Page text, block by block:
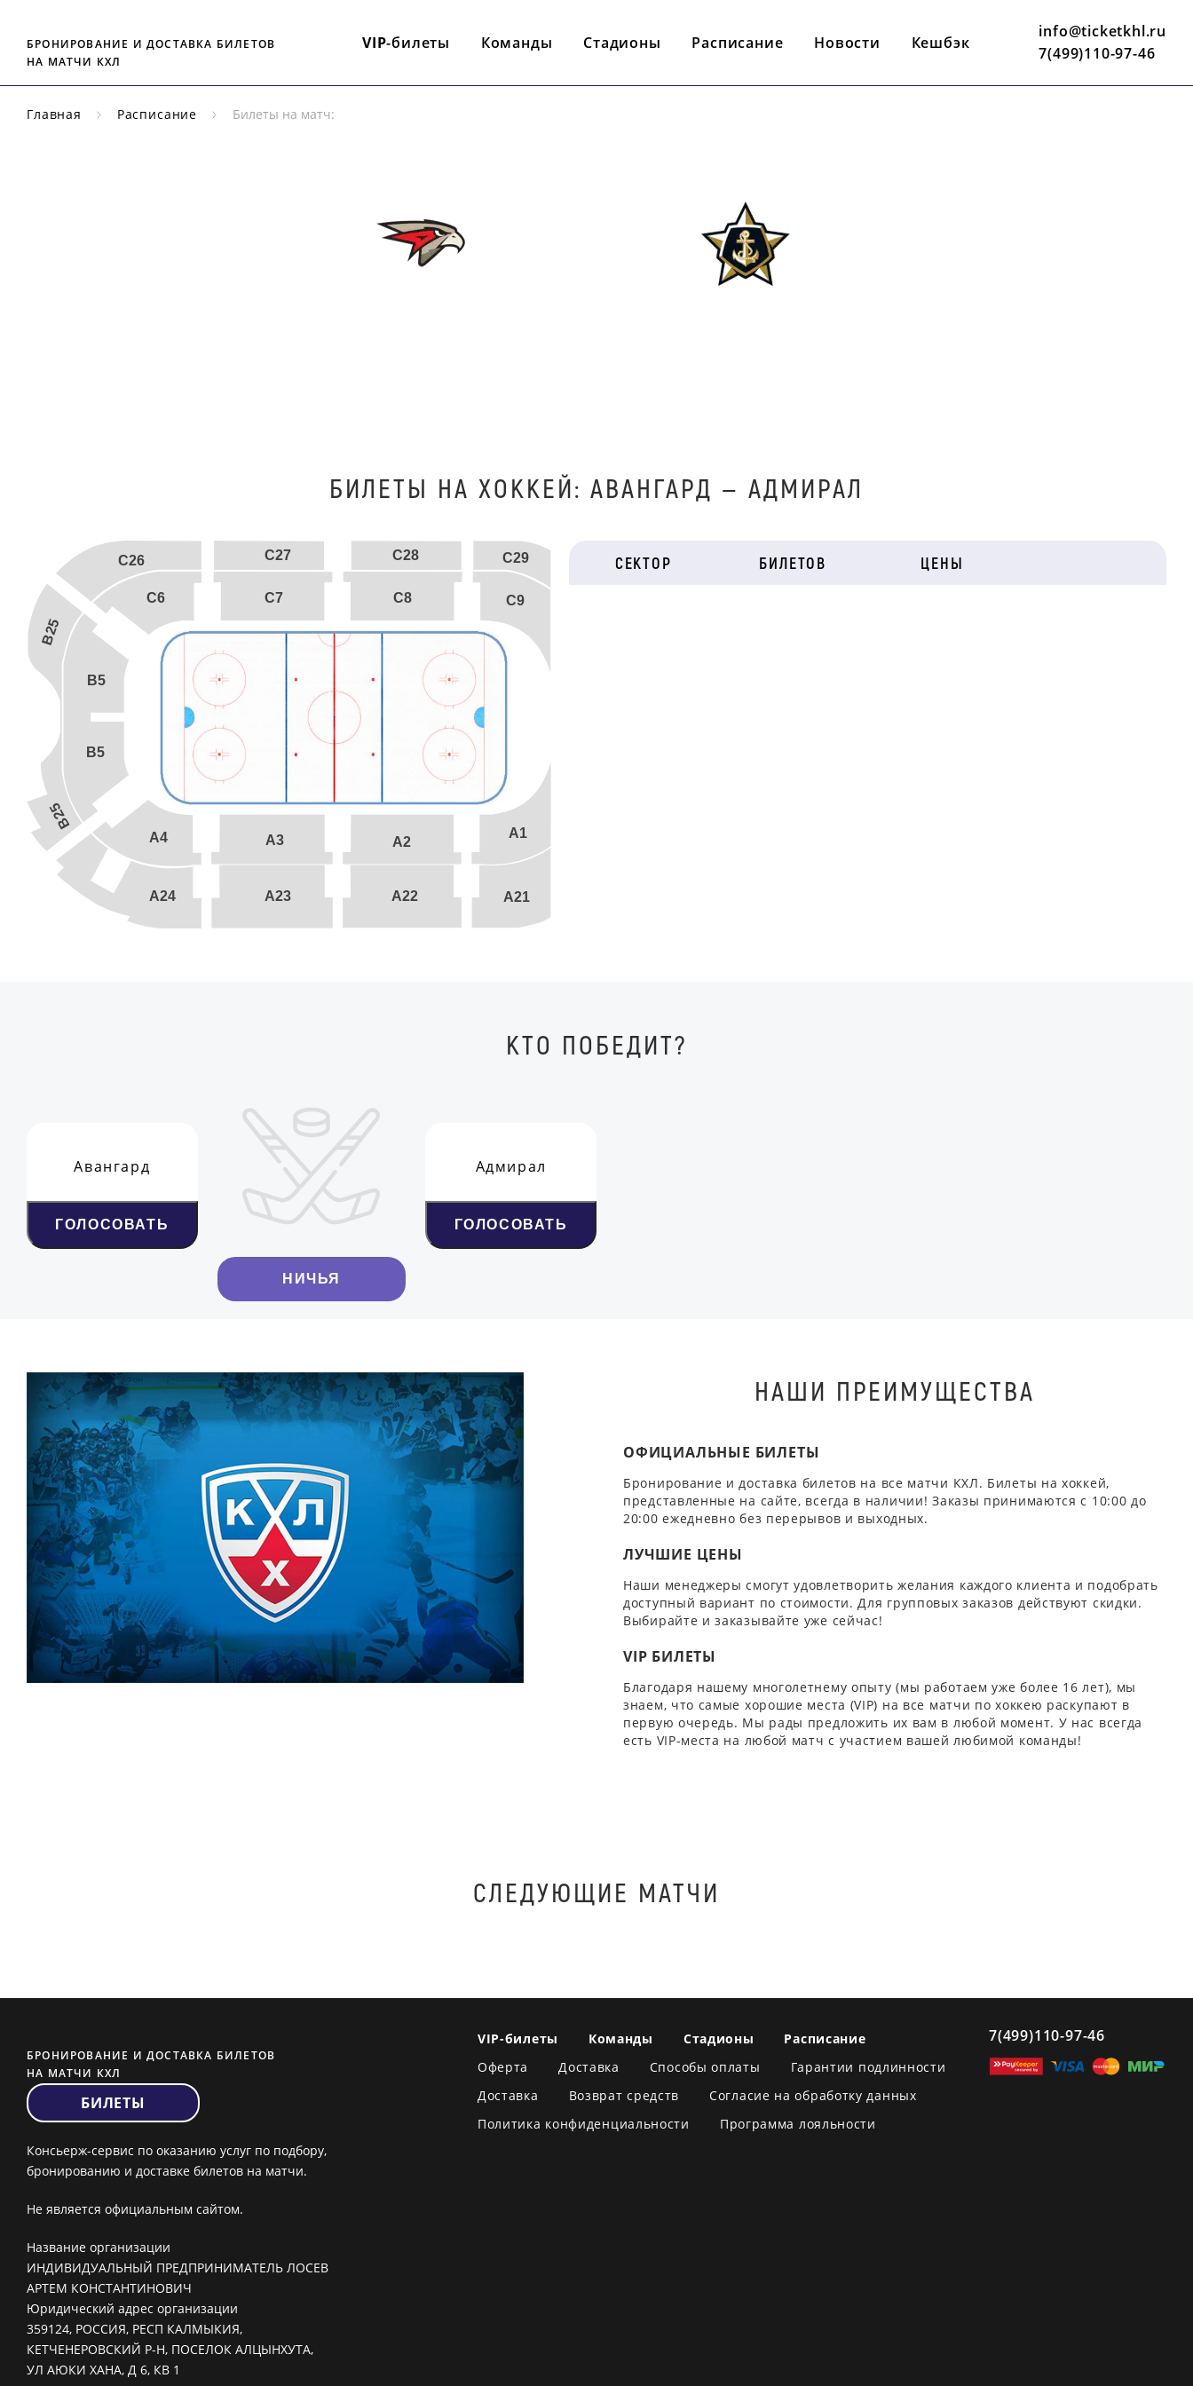
БРОНИРОВАНИЕ И ДОСТАВКА БИЛЕТОВ
НА МАТЧИ КХЛ
VIP-билеты Команды Стадионы Расписание Новости Кешбэк
info@ticketkhl.ru
7(499)110-97-46
Главная Расписание Билеты на матч:
БИЛEТЫ НА ХОККЕЙ: АВАНГАРД — АДМИРАЛ
C26
C6
C27
C7 C8
C28 C29
C9
A1
A21
A2
A22
A3
A23
A24
A4
B5
B5
B25
B25
СЕКТОР БИЛЕТОВ ЦЕНЫ
КТО ПОБЕДИТ?
Авангард
ГОЛОСОВАТЬ
НИЧЬЯ
Адмирал
ГОЛОСОВАТЬ
НАШИ ПРЕИМУЩЕСТВА
ОФИЦИАЛЬНЫЕ БИЛЕТЫ
Бронирование и доставка билетов на все матчи КХЛ. Билеты на хоккей,
представленные на сайте, всегда в наличии! Заказы принимаются с 10:00 до
20:00 ежедневно без перерывов и выходных.
ЛУЧШИЕ ЦЕНЫ
Наши менеджеры смогут удовлетворить желания каждого клиента и подобрать
доступный вариант по стоимости. Для групповых заказов действуют скидки.
Выбирайте и заказывайте уже сейчас!
VIP БИЛЕТЫ
Благодаря нашему многолетнему опыту (мы работаем уже более 16 лет), мы
знаем, что самые хорошие места (VIP) на все матчи по хоккею раскупают в
первую очередь. Мы рады предложить их вам в любой момент. У нас всегда
есть VIP-места на любой матч с участием вашей любимой команды!
СЛЕДУЮЩИЕ МАТЧИ
БРОНИРОВАНИЕ И ДОСТАВКА БИЛЕТОВ
НА МАТЧИ КХЛ
БИЛЕТЫ
Консьерж-сервис по оказанию услуг по подбору,
бронированию и доставке билетов на матчи.
Не является официальным сайтом.
Название организации
ИНДИВИДУАЛЬНЫЙ ПРЕДПРИНИМАТЕЛЬ ЛОСЕВ
АРТЕМ КОНСТАНТИНОВИЧ
Юридический адрес организации
359124, РОССИЯ, РЕСП КАЛМЫКИЯ,
КЕТЧЕНЕРОВСКИЙ Р-Н, ПОСЕЛОК АЛЦЫНХУТА,
УЛ АЮКИ ХАНА, Д 6, КВ 1
VIP-билеты Команды Стадионы
Расписание
Оферта
Доставка Способы оплаты
Гарантии подлинности
Доставка
Возврат средств
Согласие на обработку данных
Политика конфиденциальности
Программа лояльности
7(499)110-97-46